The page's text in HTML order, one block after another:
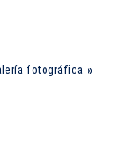
fotográfica